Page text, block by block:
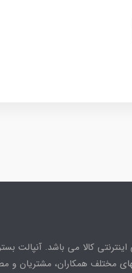
کالا می باشد. آنپالت
مختلف همکاران، مشتریان و